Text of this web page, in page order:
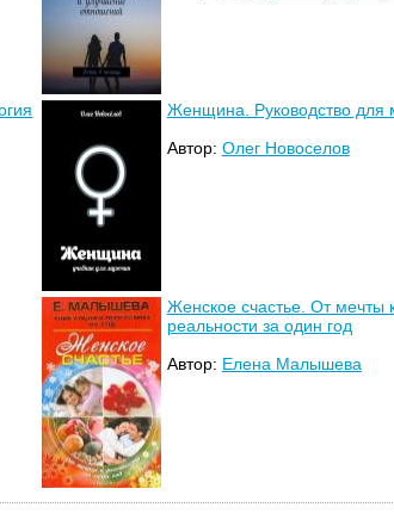
Женщина. Руководство для
Автор: Олег Новоселов
Женское счастье. От мечты
реальности за один год
Автор: Елена Малышева